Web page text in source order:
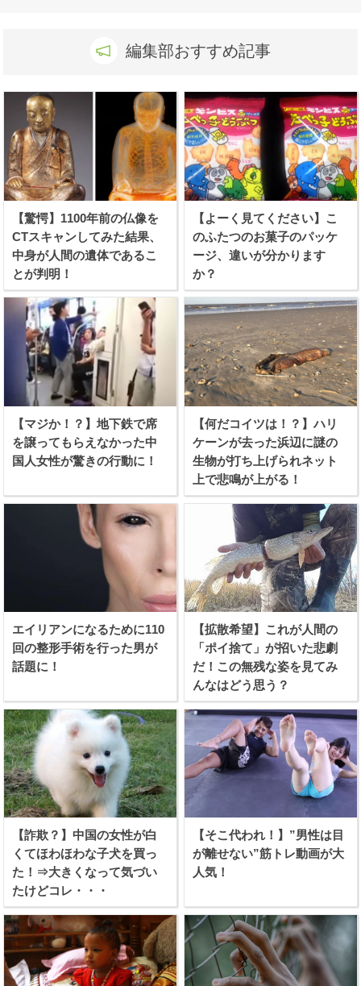
編集部おすすめ記事
【驚愕】1100年前の仏像を
CTスキャンしてみた結果、
中身が人間の遺体であるこ
とが判明！
【よーく見てください】こ
のふたつのお菓子のパッケ
ージ、違いが分かります
か？
【マジか！？】地下鉄で席
を譲ってもらえなかった中
国人女性が驚きの行動に！
【何だコイツは！？】ハリ
ケーンが去った浜辺に謎の
生物が打ち上げられネット
上で悲鳴が上がる！
エイリアンになるために110
回の整形手術を行った男が
話題に！
【拡散希望】これが人間の
「ポイ捨て」が招いた悲劇
だ！この無残な姿を見てみ
んなはどう思う？
【詐欺？】中国の女性が白
くてほわほわな子犬を買っ
た！⇒大きくなって気づい
たけどコレ・・・
【そこ代われ！】”男性は目
が離せない”筋トレ動画が大
人気！